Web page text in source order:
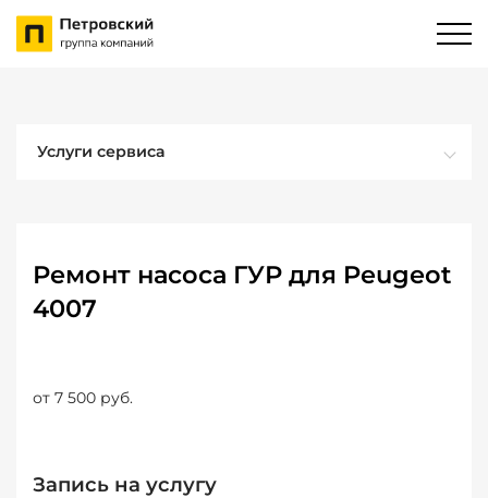
Услуги сервиса
Ремонт насоса ГУР для Peugeot
4007
от 7 500 руб.
Запись на услугу